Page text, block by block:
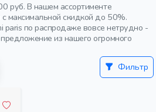
руб. В нашем ассортименте
максимальной скидкой до 50%.
paris по распродаже вовсе нетрудно -
из нашего огромного
Фильтр